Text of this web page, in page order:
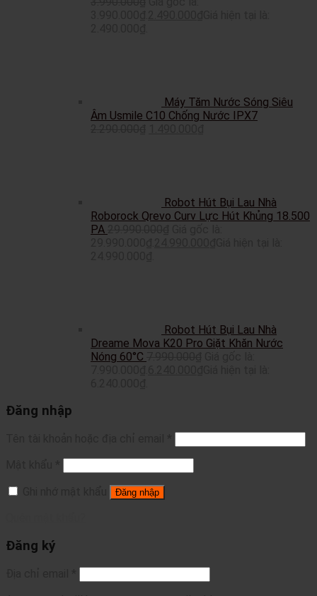
Máy Tăm Nước Sóng Siêu
Âm Usmile C10 Chống Nước IPX7
Robot Hút Bụi Lau Nhà
Roborock Qrevo Curv Lực Hút Khủng 18.500
PA
Robot Hút Bụi Lau Nhà
Dreame Mova K20 Pro Giặt Khăn Nước
Nóng 60°C
Đăng nhập
Đăng nhập
Đăng ký